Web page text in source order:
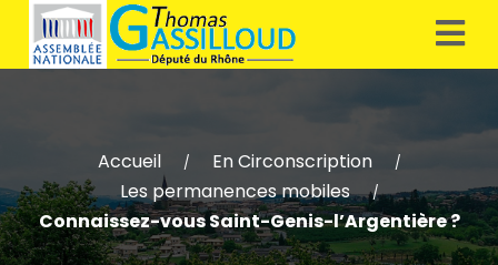
Accueil / En Circonscription /
Les permanences mobiles /
Connaissez-vous Saint-Genis-l’Argentière ?